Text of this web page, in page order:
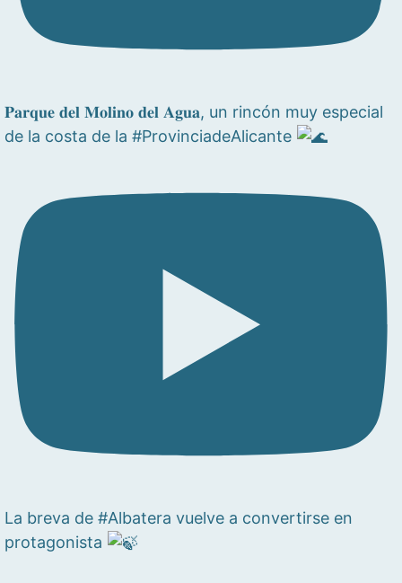
𝐏𝐚𝐫𝐪𝐮𝐞 𝐝𝐞𝐥 𝐌𝐨𝐥𝐢𝐧𝐨 𝐝𝐞𝐥 𝐀𝐠𝐮𝐚, un rincón muy especial
de la costa de la #ProvinciadeAlicante
La breva de #Albatera vuelve a convertirse en
protagonista